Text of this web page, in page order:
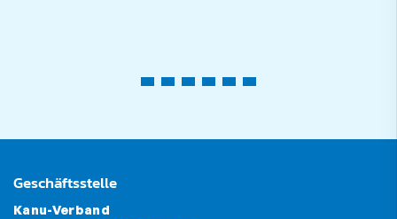
Geschäftsstelle
Kanu-Verband